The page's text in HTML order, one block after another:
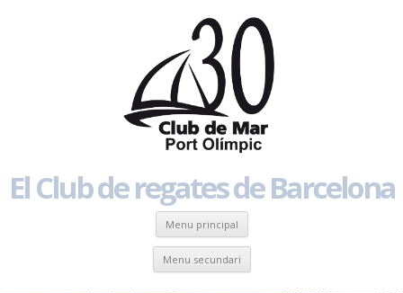
El Club de regates de Barcelona
Menu principal Skip to content
Menu secundari Skip to content